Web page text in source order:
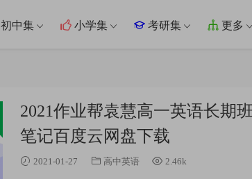
初中集 小学集 考研集 更多
2021作业帮袁慧高一英语长期
笔记百度云网盘下载
2021-01-27 高中英语 2.46k